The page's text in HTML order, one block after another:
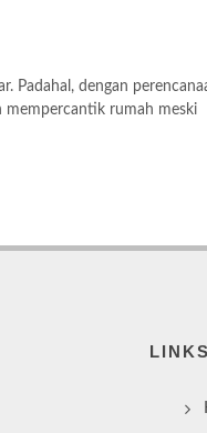
Padahal, dengan
mempercantik rumah meski
LINKS